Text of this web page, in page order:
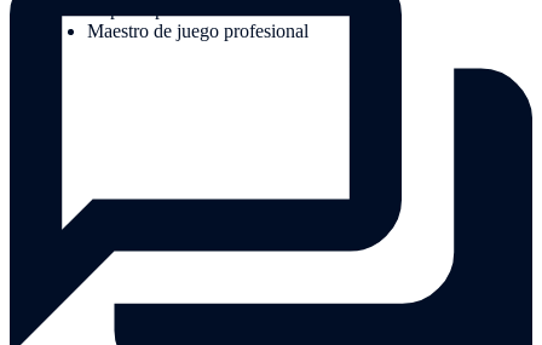
Maestro de juego profesional